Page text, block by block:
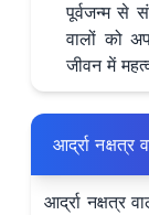
पूर्वजन्म से
वालों को
जीवन में
आर्द्रा नक्षत्र
आर्द्रा नक्षत्र